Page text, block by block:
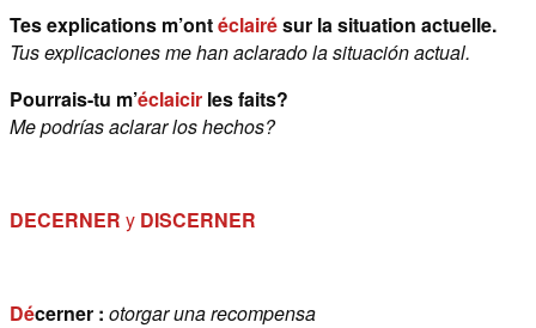
Tes explications m’ontéclairésur la situation actuelle.
Tus explicaciones me han aclarado la situación actual.
Pourrais-tu m’éclaicir les faits?
Me podrías aclarar los hechos?
DECERNER y DISCERNER
Décerner : otorgar una recompensa